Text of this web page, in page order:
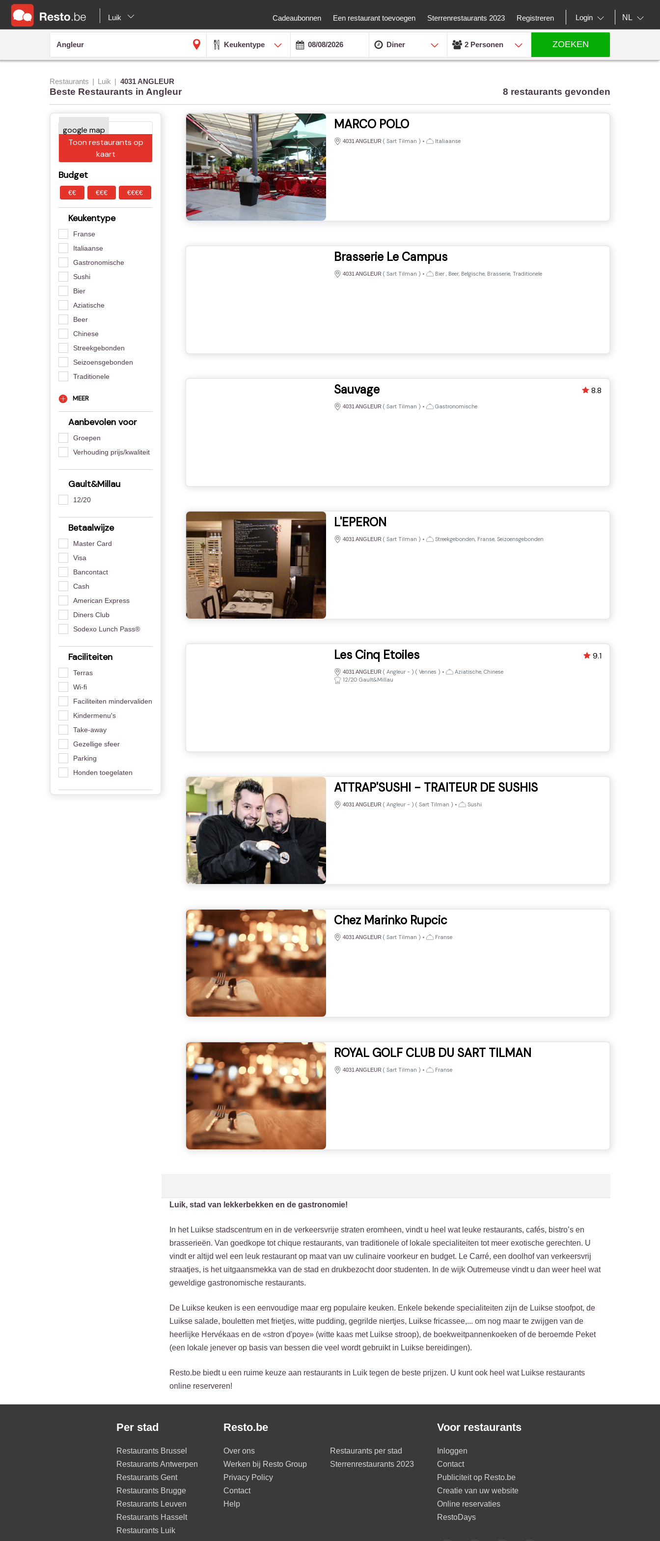
Luik Cadeaubonnen Een restaurant toevoegen Sterrenrestaurants 2023 Registreren Login NL
Keukentype Diner 2 Personen ZOEKEN
Restaurants Luik 4031 ANGLEUR
Beste Restaurants in Angleur 8 restaurants gevonden
Toon restaurants op
kaart
Budget
€€ €€€ €€€€
Keukentype
Franse
Italiaanse
Gastronomische
Sushi
Bier
Aziatische
Beer
Chinese
Streekgebonden
Seizoensgebonden
Traditionele
MEER
Aanbevolen voor
Groepen
Verhouding prijs/kwaliteit
Gault&Millau
12/20
Betaalwijze
Master Card
Visa
Bancontact
Cash
American Express
Diners Club
Sodexo Lunch Pass®
Faciliteiten
Terras
Wi-fi
Faciliteiten mindervaliden
Kindermenu's
Take-away
Gezellige sfeer
Parking
Honden toegelaten
MARCO POLO
4031 ANGLEUR ( Sart Tilman ) • Italiaanse
Brasserie Le Campus
4031 ANGLEUR ( Sart Tilman ) • Bier , Beer, Belgische, Brasserie, Traditionele
Sauvage
4031 ANGLEUR ( Sart Tilman ) • Gastronomische
8.8
L'EPERON
4031 ANGLEUR ( Sart Tilman ) • Streekgebonden, Franse, Seizoensgebonden
Les Cinq Etoiles
4031 ANGLEUR ( Angleur - ) ( Vennes ) •
Aziatische, Chinese
12/20 Gault&Millau
9.1
ATTRAP'SUSHI - TRAITEUR DE SUSHIS
4031 ANGLEUR ( Angleur - ) ( Sart Tilman ) • Sushi
Chez Marinko Rupcic
4031 ANGLEUR ( Sart Tilman ) • Franse
ROYAL GOLF CLUB DU SART TILMAN
4031 ANGLEUR ( Sart Tilman ) • Franse
Luik, stad van lekkerbekken en de gastronomie!
In het Luikse stadscentrum en in de verkeersvrije straten eromheen, vindt u heel wat leuke restaurants, cafés, bistro’s en
brasserieën. Van goedkope tot chique restaurants, van traditionele of lokale specialiteiten tot meer exotische gerechten. U
vindt er altijd wel een leuk restaurant op maat van uw culinaire voorkeur en budget. Le Carré, een doolhof van verkeersvrij
straatjes, is het uitgaansmekka van de stad en drukbezocht door studenten. In de wijk Outremeuse vindt u dan weer heel wat
geweldige gastronomische restaurants.
De Luikse keuken is een eenvoudige maar erg populaire keuken. Enkele bekende specialiteiten zijn de Luikse stoofpot, de
Luikse salade, bouletten met frietjes, witte pudding, gegrilde niertjes, Luikse fricassee,... om nog maar te zwijgen van de
heerlijke Hervékaas en de «stron d'poye» (witte kaas met Luikse stroop), de boekweitpannenkoeken of de beroemde Peket
(een lokale jenever op basis van bessen die veel wordt gebruikt in Luikse bereidingen).
Resto.be biedt u een ruime keuze aan restaurants in Luik tegen de beste prijzen. U kunt ook heel wat Luikse restaurants
online reserveren!
Per stad
Restaurants Brussel
Restaurants Antwerpen
Restaurants Gent
Restaurants Brugge
Restaurants Leuven
Restaurants Hasselt
Restaurants Luik
Resto.be
Over ons
Werken bij Resto Group
Privacy Policy
Contact
Help
Restaurants per stad
Sterrenrestaurants 2023
Voor restaurants
Inloggen
Contact
Publiciteit op Resto.be
Creatie van uw website
Online reservaties
RestoDays